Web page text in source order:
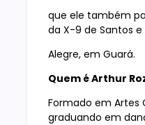
que ele também
da X-9 de Santos
Alegre, em Guará.
Quem é Arthur
Formado em Artes
graduando em